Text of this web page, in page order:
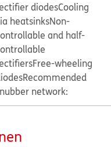
diodesCooling
heatsinksNon-
and half-
Free-wheeling
Recommended
network: